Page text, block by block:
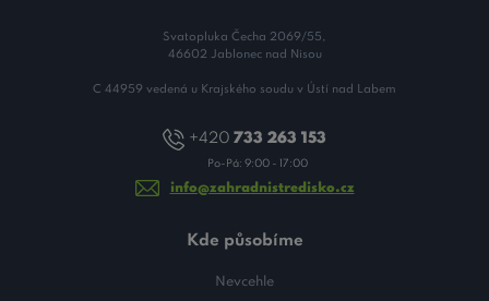
Svatopluka Čecha 2069/55,
46602 Jablonec nad Nisou
C 44959 vedená u Krajského soudu v Ústí nad Labem
+420 733 263 153
Po-Pá: 9:00 - 17:00
info@zahradnistredisko.cz
Kde působíme
Nevcehle